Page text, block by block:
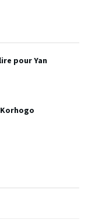
pour Yan